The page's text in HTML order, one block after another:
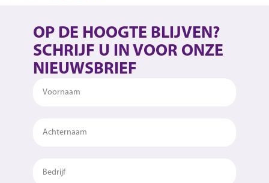
OP DE HOOGTE BLIJVEN?
SCHRIJF U IN VOOR ONZE
NIEUWSBRIEF